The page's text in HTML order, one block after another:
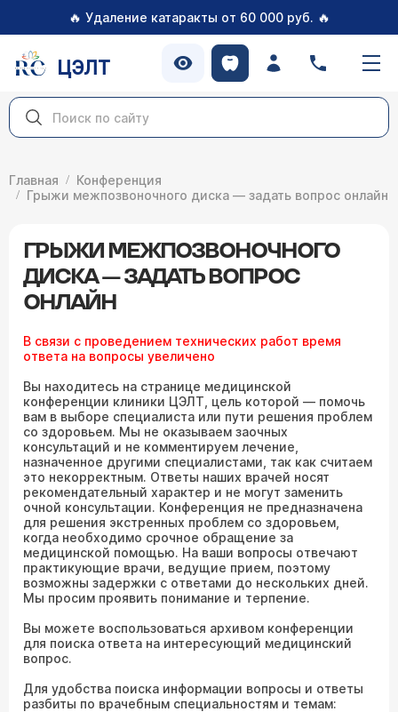
🔥 Удаление катаракты от 60 000 руб. 🔥
ЦЭЛТ
Главная
Конференция
Грыжи межпозвоночного диска — задать вопрос онлайн
ГРЫЖИ МЕЖПОЗВОНОЧНОГО
ДИСКА — ЗАДАТЬ ВОПРОС
ОНЛАЙН
В связи с проведением технических работ время
ответа на вопросы увеличено
Вы находитесь на странице медицинской
конференции клиники ЦЭЛТ, цель которой — помочь
вам в выборе специалиста или пути решения проблем
со здоровьем. Мы не оказываем заочных
консультаций и не комментируем лечение,
назначенное другими специалистами, так как считаем
это некорректным. Ответы наших врачей носят
рекомендательный характер и не могут заменить
очной консультации. Конференция не предназначена
для решения экстренных проблем со здоровьем,
когда необходимо срочное обращение за
медицинской помощью. На ваши вопросы отвечают
практикующие врачи, ведущие прием, поэтому
возможны задержки с ответами до нескольких дней.
Мы просим проявить понимание и терпение.
Вы можете воспользоваться архивом конференции
для поиска ответа на интересующий медицинский
вопрос.
Для удобства поиска информации вопросы и ответы
разбиты по врачебным специальностям и темам: